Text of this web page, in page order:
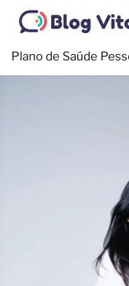
Plano de Saúde